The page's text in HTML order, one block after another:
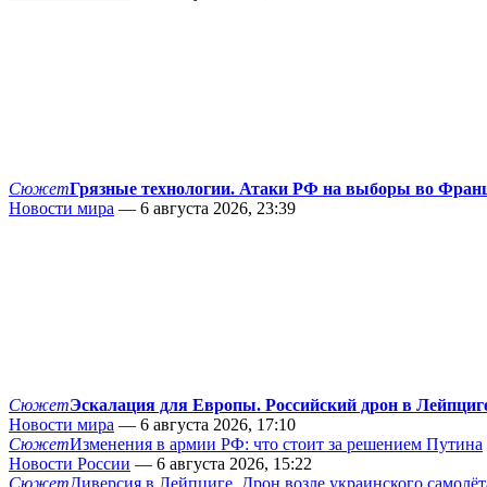
СюжетГрязные технологии. Атаки РФ на выборы во
Новости мира — 6 августа 2026, 23:39
СюжетЭскалация для Европы. Российский дрон в
Новости мира — 6 августа 2026, 17:10
СюжетИзменения в армии РФ: что стоит за решением Путина
Новости России — 6 августа 2026, 15:22